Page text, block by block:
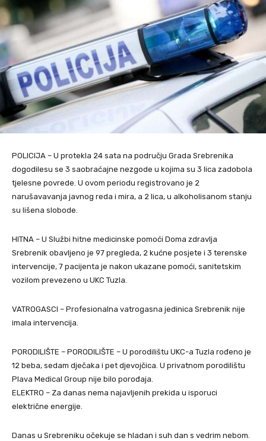
POLICIJA – U protekla 24 sata na području Grada Srebrenika
dogodilesu se 3 saobraćajne nezgode u kojima su 3 lica zadobola
tjelesne povrede. U ovom periodu registrovano je 2
narušavavanja javnog reda i mira, a 2 lica, u alkoholisanom stanju
su lišena slobode.
HITNA – U Službi hitne medicinske pomoći Doma zdravlja
Srebrenik obavljeno je 97 pregleda, 2 kućne posjete i 3 terenske
intervencije, 7 pacijenta je nakon ukazane pomoći, sanitetskim
vozilom prevezeno u UKC Tuzla.
VATROGASCI – Profesionalna vatrogasna jedinica Srebrenik nije
imala intervencija.
PORODILIŠTE – PORODILIŠTE – U porodilištu UKC-a Tuzla rođeno je
12 beba, sedam dječaka i pet djevojčica. U privatnom porodilištu
Plava Medical Group nije bilo porođaja.
ELEKTRO – Za danas nema najavljenih prekida u isporuci
električne energije.
Danas u Srebreniku očekuje se hladan i suh dan s vedrim nebom.